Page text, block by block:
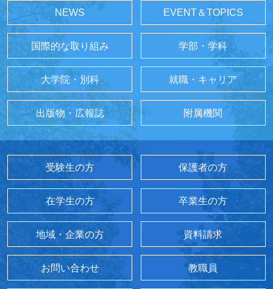
NEWS EVENT＆TOPICS
国際的な取り組み 学部・学科
大学院・別科 就職・キャリア
出版物・広報誌 附属機関
受験生の方 保護者の方
在学生の方 卒業生の方
地域・企業の方 資料請求
お問い合わせ 教職員